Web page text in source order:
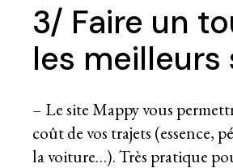
3/ Faire un
les meilleurs
– Lesite Mappyvous
coût de vos trajets (essence,
la voiture…). Très pratique